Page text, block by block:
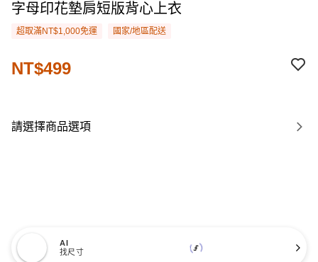
字母印花墊肩短版背心上衣
超取滿NT$1,000免運 國家/地區配送
NT$499
請選擇商品選項
AI
找尺寸